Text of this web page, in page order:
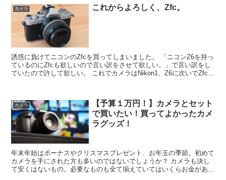
カメラ これからよろしく、Zfc。
誘惑に負けてニコンのZfcを買ってしまいました。 「ニコンZ6を持っ
ているのにZfcも欲しいので言い訳をさせて欲しい。」で言い訳をし
ていたので許して欲しい。 これでカメラはNikon1、Z6に次いでZfcで
カメラ
【予算１万円！】カメラとセット
で買いたい！買ってよかったカメ
ラグッズ！
年末年始はボーナスやクリスマスプレゼント、お年玉の季節。初めて
カメラを手にされた方も多いのではないでしょうか？ カメラも決し
て安くはないもの。必要なものも全て揃えていてはいくらお金があっ